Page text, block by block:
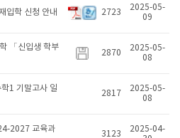
입학 신청 안내 2723
2025-05-
09
「신입생 학부
2870
2025-05-
08
1 기말고사 일
2817
2025-05-
08
2027 교육과
3123
2025-04-